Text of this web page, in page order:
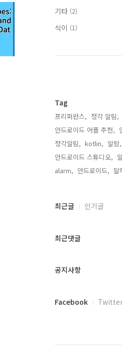
기타 (2)
식이 (1)
Tag
프리퍼런스, 정각 알림,
안드로이드 어플 추천,
정각알림, kotlin, 알람,
안드로이드 스튜디오,
alarm, 안드로이드, 말
최
과
글
최근글 인기글
최근댓글
공지사항
페
Facebook